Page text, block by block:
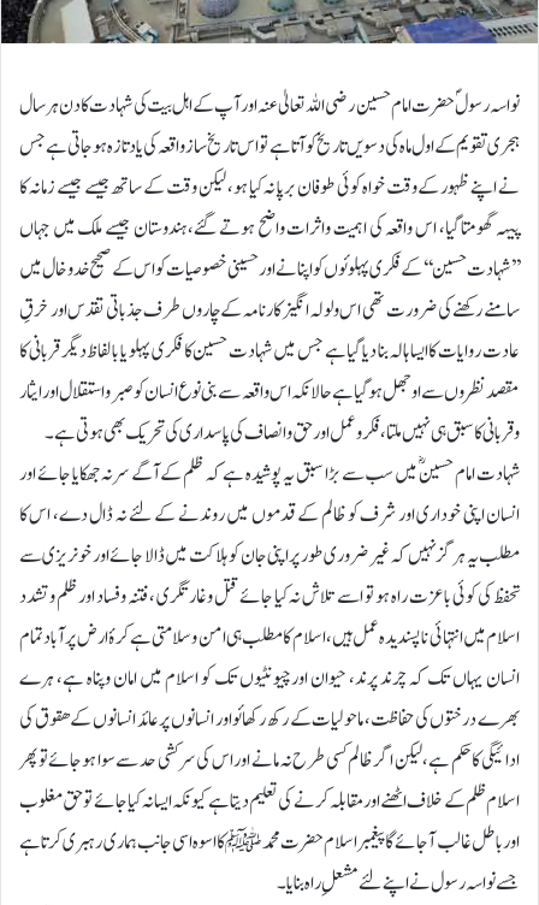
نواسہ رسولؐ حضرت امام حسین رضی اللہ تعالیٰ عنہ اور آپ کے اہل بیت کی شہادت کا دن ہر سال
ہجری تقویم کے اول ماہ کی دسویں تاریخ کو آتا ہے تو اس تاریخ ساز واقعہ کی یاد تازہ ہوجاتی ہے جس
نے اپنے ظہور کے وقت خواہ کوئی طوفان برپا نہ کیا ہو، لیکن وقت کے ساتھ جیسے جیسے زمانہ کا
پیہہ گھومتا گیا، اس واقعہ کی اہمیت واثرات واضح ہوتے گئے، ہندوستان جیسے ملک میں جہاں
’’شہادت حسین‘‘ کے فکری پہلوئوں کو اپنانے اور حسینی خصوصیات کو اس کے صحیح خدوخال میں
سامنے رکھنے کی ضرورت تھی اس ولولہ انگیز کارنامہ کے چاروں طرف جذباتی تقدس اور خرقِ
عادت روایات کا ایسا ہالہ بنا دیا گیا ہے جس میں شہادت حسین کا فکری پہلو یا بالفاظ دیگر قربانی کا
مقصد نظروں سے اوجھل ہوگیا ہے حالانکہ اس واقعہ سے بنی نوع انسان کو صبرو استقلال اور ایثار
وقربانی کا سبق ہی نہیں ملتا، فکر وعمل اور حق وانصاف کی پاسداری کی تحریک بھی ہوتی ہے۔
شہادت امام حسینؓ میں سب سے بڑا سبق یہ پوشیدہ ہے کہ ظلم کے آگے سرنہ جھکایا جائے اور
انسان اپنی خوداری اور شرف کو ظالم کے قدموں میں روندنے کے لئے نہ ڈال دے، اس کا
مطلب یہ ہرگز نہیں کہ غیر ضروری طور پر اپنی جان کو ہلاکت میں ڈالا جائے اور خونریزی سے
تحفظ کی کوئی باعزت راہ ہو تو اسے تلاش نہ کیا جائے قتل وغارتگری ، فتنہ وفساد اور ظلم وتشدد
اسلام میں انتہائی ناپسندیدہ عمل ہیں، اسلام کا مطلب ہی امن وسلامتی ہے کرۂ ارض پر آباد تمام
انسان یہاں تک کہ چرند پرند، حیوان اور چیونٹیوں تک کو اسلام میں امان وپناہ ہے، ہرے
بھرے درختوں کی حفاظت، ماحولیات کے رکھ رکھائو اور انسانوں پر عائد انسانوں کے ھقوق کی
ادائیگی کا حکم ہے، لیکن اگر ظالم کسی طرح نہ مانے اور اس کی سرکشی حد سے سوا ہوجائے تو پھر
اسلام ظلم کے خلاف اٹھنے اور مقابلہ کرنے کی تعلیم دیتا ہے کیونکہ ایسا نہ کیا جائے تو حق مغلوب
اور باطل غالب آجائے گا پیغمبر اسلام حضرت محمد ﷺ کا اسوہ اسی جانب ہماری رہبری کرتا ہے
جسے نواسہ رسول نے اپنے لئے مشعلِ راہ بنایا۔